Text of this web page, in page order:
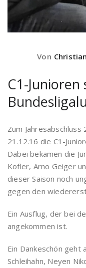
Von
C1-
Zum
21.12.16 die C1-
Dabei bekamen die
Kofler, Arno Geiger
dieser Saison noch
gegen den
Ein Ausflug, der bei
angekommen ist.
Ein Dankeschön
Schleihahn, Neyen